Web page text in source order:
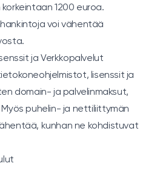
1200 euroa.
voi vähentää
ja Verkkopalvelut
lisenssit ja
domain- ja palvelinmaksut,
puhelin- ja nettiliittymän
kunhan ne kohdistuvat